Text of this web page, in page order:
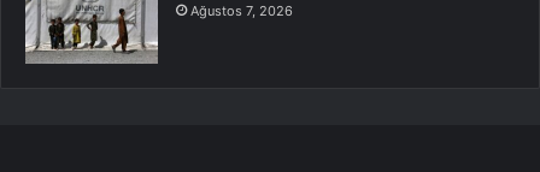
Ağustos 7, 2026